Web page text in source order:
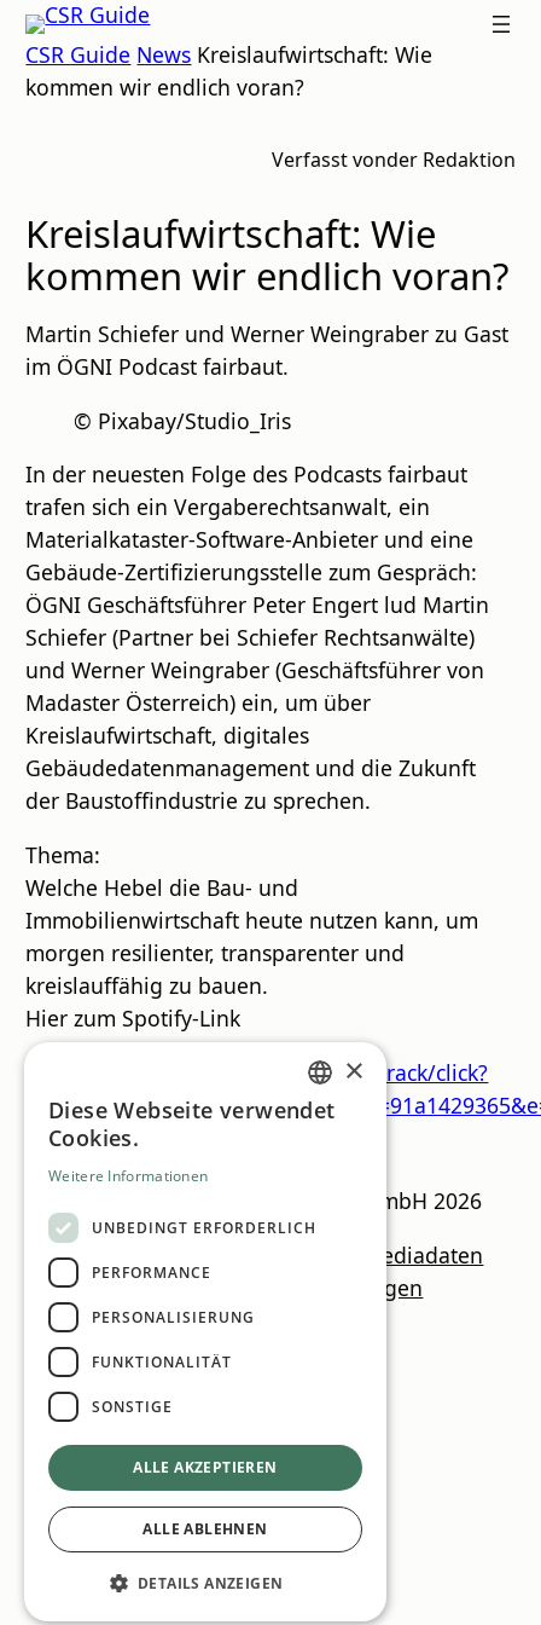
Zum
Inhalt
springen
CSR
GUIDE
CSR Guide News Kreislaufwirtschaft: Wie
kommen wir endlich voran?
Verfasst vonder Redaktion
Kreislaufwirtschaft: Wie
kommen wir endlich voran?
Martin Schiefer und Werner Weingraber zu Gast
im ÖGNI Podcast fairbaut.
© Pixabay/Studio_Iris
In der neuesten Folge des Podcasts fairbaut
trafen sich ein Vergaberechtsanwalt, ein
Materialkataster-Software-Anbieter und eine
Gebäude-Zertifizierungsstelle zum Gespräch:
ÖGNI Geschäftsführer Peter Engert lud Martin
Schiefer (Partner bei ⁠Schiefer Rechtsanwälte⁠)
und Werner Weingraber (Geschäftsführer von
⁠Madaster Österreich⁠) ein, um über
Kreislaufwirtschaft, digitales
Gebäudedatenmanagement und die Zukunft
der Baustoffindustrie zu sprechen.
Thema:
Welche Hebel die Bau- und
Immobilienwirtschaft heute nutzen kann, um
morgen resilienter, transparenter und
kreislauffähig zu bauen.
Hier zum Spotify-Link
https://ogni.us12.list-manage.com/track/click?
© MN Anzeigenservice GmbH 2026
Impressum
Mediadaten
NewsletterKontakt Cookie Einstellungen
GERMAN
×
Diese Webseite verwendet
Cookies.
Weitere Informationen
UNBEDINGT ERFORDERLICH
PERFORMANCE
PERSONALISIERUNG
FUNKTIONALITÄT
SONSTIGE
ALLE AKZEPTIEREN
ALLE ABLEHNEN
DETAILS ANZEIGEN